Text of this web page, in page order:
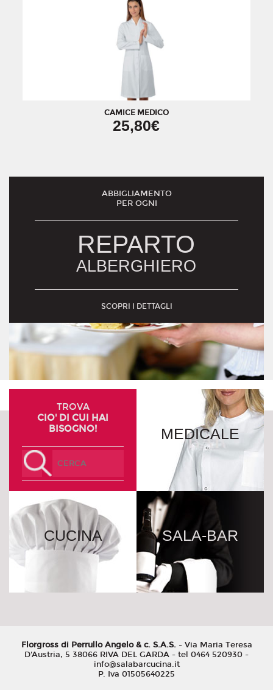
CAMICE MEDICO
25,80€
ABBIGLIAMENTO
PER OGNI
REPARTO
ALBERGHIERO
SCOPRI I DETTAGLI
TROVA
CIO' DI CUI HAI
BISOGNO!
MEDICALE
CUCINA SALA-BAR
Florgross di Perrullo Angelo & c. S.A.S.- Via Maria Teresa
D'Austria, 5 38066 RIVA DEL GARDA - tel 0464 520930 -
info@salabarcucina.it
P. Iva 01505640225